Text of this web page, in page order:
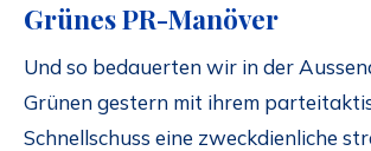
Grünes PR-Manöver
Und so bedauerten wir in der
Grünen gestern mit ihrem
Schnellschuss eine zweckdienliche